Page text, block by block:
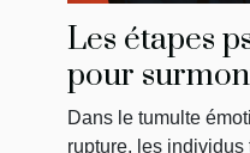
Les étapes
pour
et
Dans le tumulte
rupture, les